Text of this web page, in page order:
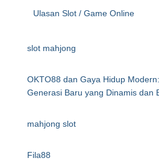
Ulasan Slot / Game Online
slot mahjong
OKTO88 dan Gaya Hidup
Generasi Baru yang Dinamis dan
mahjong slot
Fila88